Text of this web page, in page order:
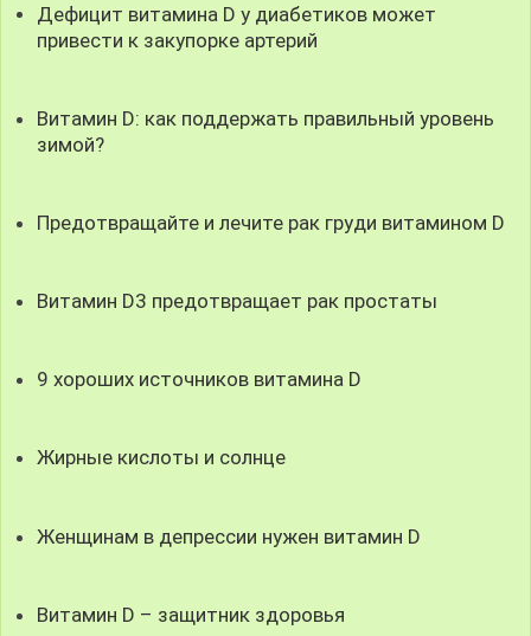
Дефицит витамина D у диабетиков может
привести к закупорке артерий
Витамин D: как поддержать правильный уровень
зимой?
Предотвращайте и лечите рак груди витамином D
Витамин D3 предотвращает рак простаты
9 хороших источников витамина D
Жирные кислоты и солнце
Женщинам в депрессии нужен витамин D
Витамин D – защитник здоровья